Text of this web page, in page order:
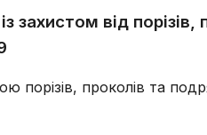
захистом від
порізів, проколів та